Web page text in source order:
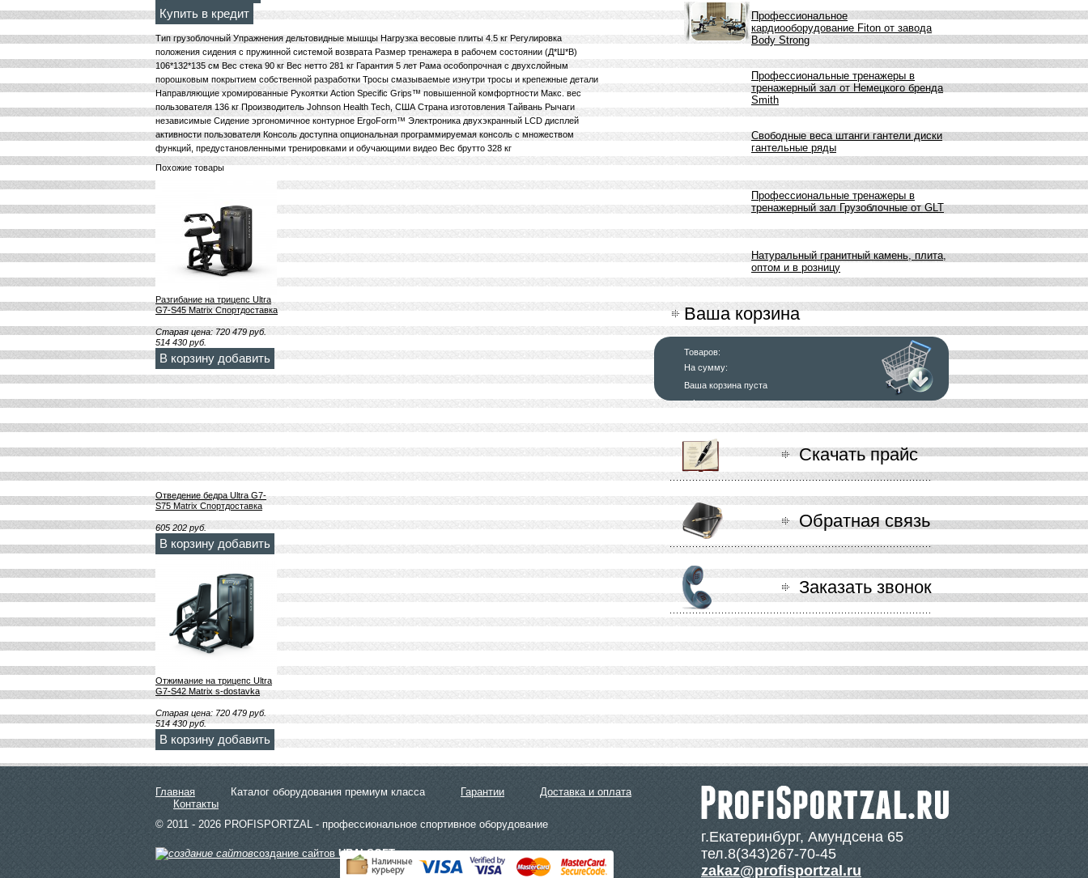
Купить в кредит
Тип грузоблочный Упражнения дельтовидные мышцы Нагрузка весовые плиты 4.5 кг Регулировка
положения сидения с пружинной системой возврата Размер тренажера в рабочем состоянии (Д*Ш*В)
106*132*135 см Вес стека 90 кг Вес нетто 281 кг Гарантия 5 лет Рама особопрочная с двухслойным
порошковым покрытием собственной разработки Тросы смазываемые изнутри тросы и крепежные детали
Направляющие хромированные Рукоятки Action Specific Grips™ повышенной комфортности Макс. вес
пользователя 136 кг Производитель Johnson Health Tech, США Страна изготовления Тайвань Рычаги
независимые Сидение эргономичное контурное ErgoForm™ Электроника двухэкранный LCD дисплей
активности пользователя Консоль доступна опциональная программируемая консоль с множеством
функций, предустановленными тренировками и обучающими видео Вес брутто 328 кг
Похожие товары
Разгибание на трицепс Ultra
G7-S45 Matrix Спортдоставка
Старая цена: 720 479 руб.
514 430 руб.
В корзину добавить
Отведение бедра Ultra G7-
S75 Matrix Спортдоставка
605 202 руб.
В корзину добавить
Отжимание на трицепс Ultra
G7-S42 Matrix s-dostavka
Старая цена: 720 479 руб.
514 430 руб.
В корзину добавить
Профессиональное
кардиооборудование Fiton от завода
Body Strong
Профессиональные тренажеры в
тренажерный зал от Немецкого бренда
Smith
Свободные веса штанги гантели диски
гантельные ряды
Профессиональные тренажеры в
тренажерный зал Грузоблочные от GLT
Натуральный гранитный камень, плита,
оптом и в розницу
Ваша корзина
Товаров:
На сумму:
Ваша корзина пуста
оформить заказ
Скачать прайс
Обратная связь
Заказать звонок
Главная Каталог оборудования премиум класса Гарантии
Доставка и оплата
Контакты
г.Екатеринбург, Амундсена 65
тел.8(343)267-70-45
zakaz@profisportzal.ru
© 2011 - 2026 PROFISPORTZAL - профессиональное спортивное оборудование
создание сайтов URALSOFT